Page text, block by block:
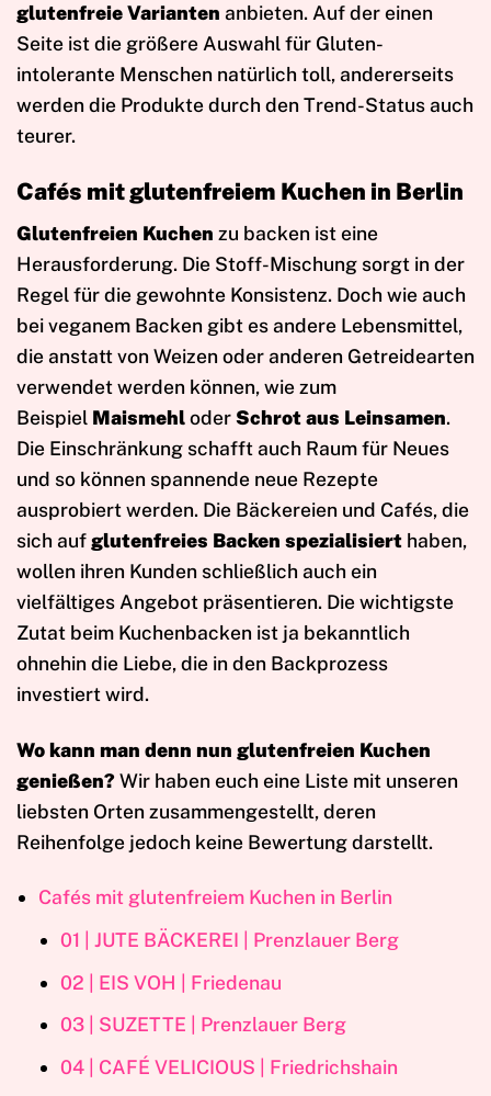
glutenfreie Varianten anbieten. Auf der einen
Seite ist die größere Auswahl für Gluten-
intolerante Menschen natürlich toll, andererseits
werden die Produkte durch den Trend-Status auch
teurer.
Cafés mit glutenfreiem Kuchen in Berlin
Glutenfreien Kuchen zu backen ist eine
Herausforderung. Die Stoff-Mischung sorgt in der
Regel für die gewohnte Konsistenz. Doch wie auch
bei veganem Backen gibt es andere Lebensmittel,
die anstatt von Weizen oder anderen Getreidearten
verwendet werden können, wie zum
Beispiel MaismehloderSchrot aus Leinsamen.
Die Einschränkung schafft auch Raum für Neues
und so können spannende neue Rezepte
ausprobiert werden. Die Bäckereien und Cafés, die
sich aufglutenfreies Backen spezialisiert haben,
wollen ihren Kunden schließlich auch ein
vielfältiges Angebot präsentieren. Die wichtigste
Zutat beim Kuchenbacken ist ja bekanntlich
ohnehin die Liebe, die in den Backprozess
investiert wird.
Wo kann man denn nun glutenfreien Kuchen
genießen?Wir haben euch eine Liste mit unseren
liebsten Orten zusammengestellt, deren
Reihenfolge jedoch keine Bewertung darstellt.
Cafés mit glutenfreiem Kuchen in Berlin
01 | JUTE BÄCKEREI | Prenzlauer Berg
02 | EIS VOH | Friedenau
03 | SUZETTE | Prenzlauer Berg
04 | CAFÉ VELICIOUS | Friedrichshain